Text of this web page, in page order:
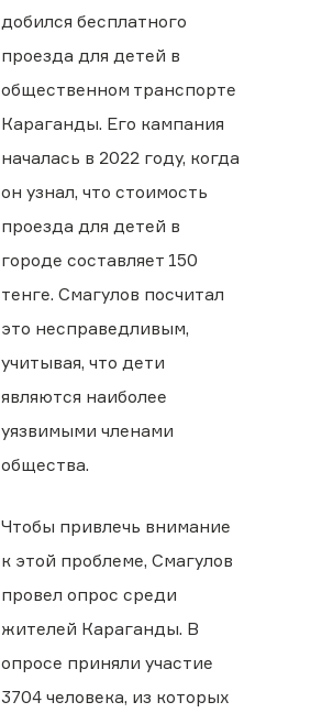
добился бесплатного
проезда для детей в
общественном транспорте
Караганды. Его кампания
началась в 2022 году, когда
он узнал, что стоимость
проезда для детей в
городе составляет 150
тенге. Смагулов посчитал
это несправедливым,
учитывая, что дети
являются наиболее
уязвимыми членами
общества.
Чтобы привлечь внимание
к этой проблеме, Смагулов
провел опрос среди
жителей Караганды. В
опросе приняли участие
3704 человека, из которых